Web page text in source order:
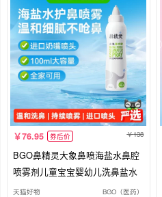
76.95 券后价 138
BGO鼻精灵大象鼻喷海盐水鼻腔
喷雾剂儿童宝宝婴幼儿洗鼻盐水
天猫好物 BGO（医药）